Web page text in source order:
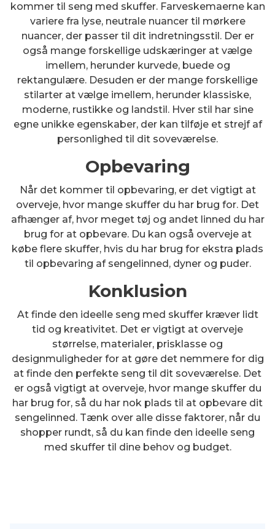
kommer til seng med skuffer. Farveskemaerne kan
variere fra lyse, neutrale nuancer til mørkere
nuancer, der passer til dit indretningsstil. Der er
også mange forskellige udskæringer at vælge
imellem, herunder kurvede, buede og
rektangulære. Desuden er der mange forskellige
stilarter at vælge imellem, herunder klassiske,
moderne, rustikke og landstil. Hver stil har sine
egne unikke egenskaber, der kan tilføje et strejf af
personlighed til dit soveværelse.
Opbevaring
Når det kommer til opbevaring, er det vigtigt at
overveje, hvor mange skuffer du har brug for. Det
afhænger af, hvor meget tøj og andet linned du har
brug for at opbevare. Du kan også overveje at
købe flere skuffer, hvis du har brug for ekstra plads
til opbevaring af sengelinned, dyner og puder.
Konklusion
At finde den ideelle seng med skuffer kræver lidt
tid og kreativitet. Det er vigtigt at overveje
størrelse, materialer, prisklasse og
designmuligheder for at gøre det nemmere for dig
at finde den perfekte seng til dit soveværelse. Det
er også vigtigt at overveje, hvor mange skuffer du
har brug for, så du har nok plads til at opbevare dit
sengelinned. Tænk over alle disse faktorer, når du
shopper rundt, så du kan finde den ideelle seng
med skuffer til dine behov og budget.